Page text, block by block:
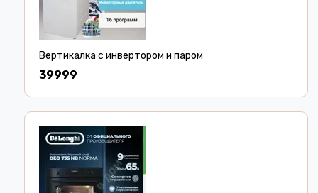
Вертикалка с инвертором и паром
39999